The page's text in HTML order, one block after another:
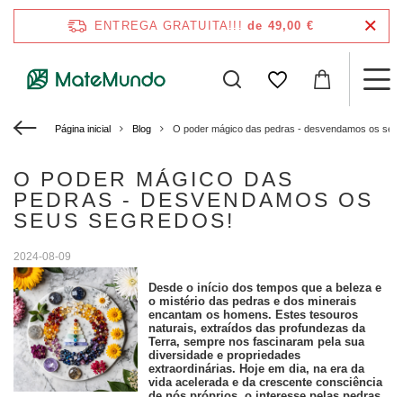
ENTREGA GRATUITA!!! de 49,00 €
Página inicial Blog O poder mágico das pedras - desvendamos os
O PODER MÁGICO DAS
PEDRAS - DESVENDAMOS OS
SEUS SEGREDOS!
2024-08-09
Desde o início dos tempos que a beleza e
o mistério das pedras e dos minerais
encantam os homens. Estes tesouros
naturais, extraídos das profundezas da
Terra, sempre nos fascinaram pela sua
diversidade e propriedades
extraordinárias. Hoje em dia, na era da
vida acelerada e da crescente consciência